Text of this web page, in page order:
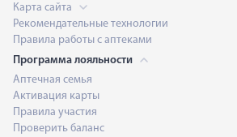
Карта сайта
Рекомендательные технологии
Правила работы с аптеками
Программа лояльности
Аптечная семья
Активация карты
Правила участия
Проверить баланс